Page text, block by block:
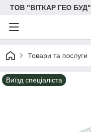
ТОВ "ВІТКАР ГЕО БУД"
Товари та послуги
Виїзд спеціаліста